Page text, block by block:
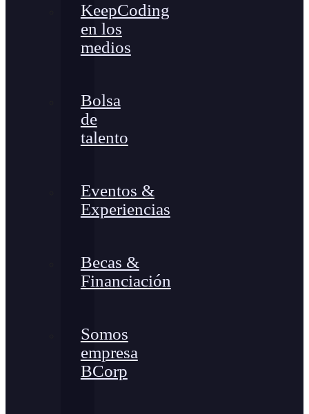
KeepCoding
en los
medios
Bolsa
de
talento
Eventos &
Experiencias
Becas &
Financiación
Somos
empresa
BCorp